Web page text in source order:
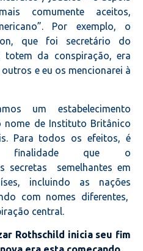
comumente aceitos,
Por exemplo, o
que foi secretário do
da conspiração, era
outros e eu os mencionarei à
um estabelecimento
nome de Instituto Britânico
Para todos os efeitos, é
que o
secretas semelhantes em
incluindo as nações
com nomes diferentes,
central.
Rothschild inicia seu fim